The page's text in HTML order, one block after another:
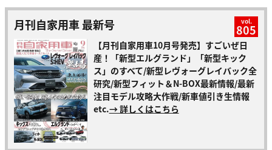
月刊自家用車 最新号 vol.
805
【月刊自家用車10月号発売】すごいぜ日
産！「新型エルグランド」「新型キック
ス」のすべて/新型レヴォーグレイバック全
研究/新型フィット＆N-BOX最新情報/最新
注目モデル攻略大作戦/新車値引き生情報
etc.→ 詳しくはこちら